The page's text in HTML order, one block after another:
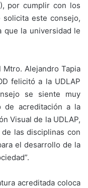
por cumplir con los
este consejo,
que la universidad le
Alejandro Tapia
felicitó a la UDLAP
se siente muy
de acreditación a la
Visual de la UDLAP,
las disciplinas con
el desarrollo de la
acreditada coloca